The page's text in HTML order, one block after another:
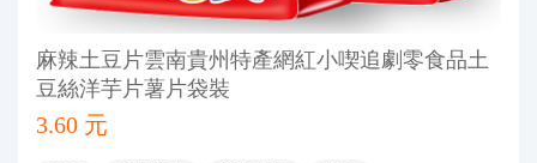
麻辣土豆片雲南貴州特產網紅小喫追劇零食品土
豆絲洋芋片薯片袋裝
3.60 元